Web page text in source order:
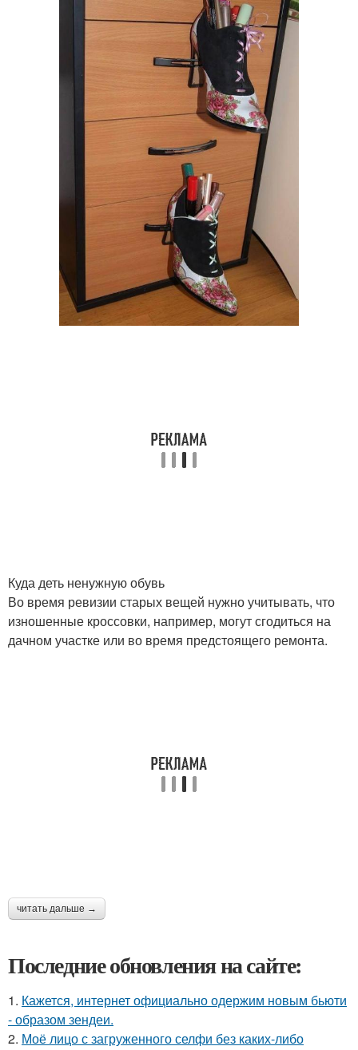
Куда деть ненужную обувь
Во время ревизии старых вещей нужно учитывать, что
изношенные кроссовки, например, могут сгодиться на
дачном участке или во время предстоящего ремонта.
читать дальше →
Последние обновления на сайте:
1. Кажется, интернет официально одержим новым бьюти
- образом зендеи.
2. Моё лицо с загруженного селфи без каких-либо